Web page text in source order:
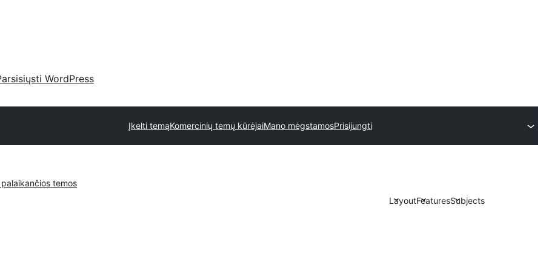
WordPress
Įkelti temąKomercinių temų kūrėjaiMano mėgstamosPrisijungti
palaikančios temos
LayoutFeaturesSubjects